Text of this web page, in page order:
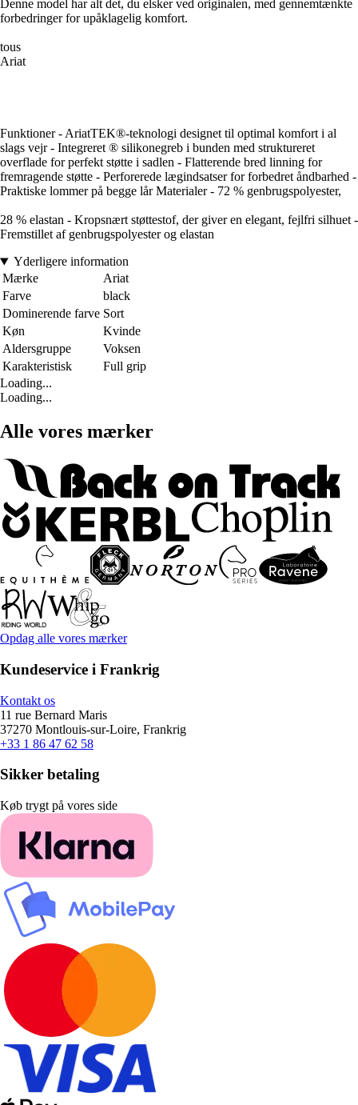
Denne model har alt det, du elsker ved originalen, med gennemtænkte
forbedringer for upåklagelig komfort.
tous
Ariat
Funktioner - AriatTEK®-teknologi designet til optimal komfort i al
slags vejr - Integreret ® silikonegreb i bunden med struktureret
overflade for perfekt støtte i sadlen - Flatterende bred linning for
fremragende støtte - Perforerede lægindsatser for forbedret åndbarhed -
Praktiske lommer på begge lår Materialer - 72 % genbrugspolyester,
28 % elastan - Kropsnært støttestof, der giver en elegant, fejlfri silhuet -
Fremstillet af genbrugspolyester og elastan
Yderligere information
Mærke
Ariat
Farve
black
Dominerende farve Sort
Køn
Kvinde
Aldersgruppe
Voksen
Karakteristisk
Full grip
Loading...
Loading...
Alle vores mærker
Opdag alle vores mærker
Kundeservice i Frankrig
Kontakt os
11 rue Bernard Maris
37270 Montlouis-sur-Loire, Frankrig
+33 1 86 47 62 58
Sikker betaling
Køb trygt på vores side